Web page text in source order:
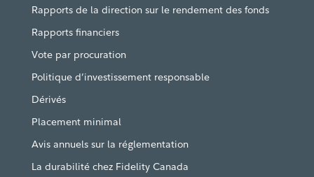
Rapports de la direction sur le rendement des fonds
Rapports financiers
Vote par procuration
Politique d’investissement responsable
Dérivés
Placement minimal
Avis annuels sur la réglementation
La durabilité chez Fidelity Canada